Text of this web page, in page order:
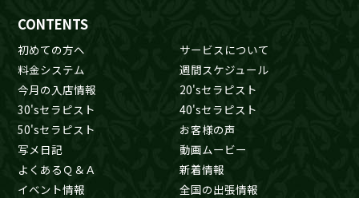
CONTENTS
初めての方へ
サービスについて
料金システム
週間スケジュール
今月の入店情報
20'sセラピスト
30'sセラピスト
40'sセラピスト
50'sセラピスト
お客様の声
写メ日記
動画ムービー
よくあるＱ＆Ａ
新着情報
イベント情報
全国の出張情報